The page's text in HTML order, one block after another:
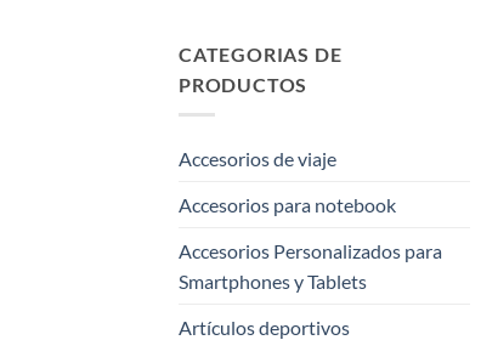
CATEGORIAS DE
PRODUCTOS
Accesorios de viaje
Accesorios para notebook
Accesorios Personalizados para
Smartphones y Tablets
Artículos deportivos